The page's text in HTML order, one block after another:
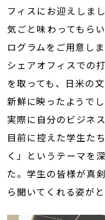
フィスにお迎えしま
気ごと味わってもら
ログラムをご用意しま
シェアオフィスでの
を取っても、日米の
新鮮に映ったようでし
実際に自分のビジネ
目前に控えた学生た
く」というテーマを
た。学生の皆様が真
ら聞いてくれる姿が